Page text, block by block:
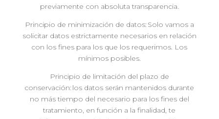
previamente con absoluta transparencia.
Principio de minimización de datos: Solo vamos a
solicitar datos estrictamente necesarios en relación
con los fines para los que los requerimos. Los
mínimos posibles.
Principio de limitación del plazo de
conservación: los datos serán mantenidos durante
no más tiempo del necesario para los fines del
tratamiento, en función a la finalidad, te